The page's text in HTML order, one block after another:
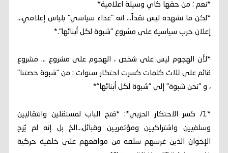
*نعم ؛ من حقها كاي وسيلة اعلامية*
*لكن ما نشهده ليس نقداً... انه "عداء سياسي" بلباس إعلامي...
إعلان حرب سياسية على مشروع "شبوة لكل أبنائها".*
*لأن الهجوم ليس على شخص ، الهجوم على مشروع ... مشروع
قائم على ثلاث كلمات كسرت احتكار سنوات : من "شبوة حصتنا"
، و "نحن شبوة" إلى "شبوة لكل أبنائها"*
*1/ كسر الاحتكار الحزبي*: *فتح الباب لمستقلين وانتقاليين
وسلفيين واشتراكيين ومؤتمريين وقبائل...الخ بل إنه لم يُزح
الإخوان الذين غرسهم سلفه من مواقعهم على خلفية حركية